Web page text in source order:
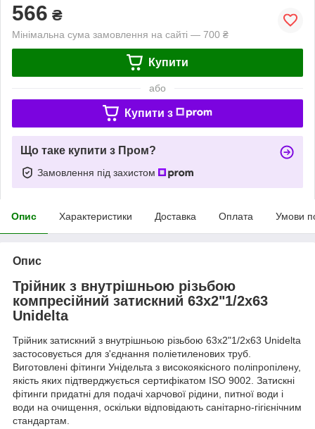
566 ₴
Мінімальна сума замовлення на сайті — 700 ₴
Купити
або
Купити з
Що таке купити з Пром?
Замовлення під захистом
Опис Характеристики Доставка Оплата Умови
Опис
Трійник з внутрішньою різьбою
компресійний затискний 63x2"1/2х63
Unidelta
Трійник затискний з внутрішньою різьбою 63x2"1/2х63 Unidelta
застосовується для з'єднання поліетиленових труб.
Виготовлені фітинги Унідельта з високоякісного поліпропілену,
якість яких підтверджується сертифікатом ISO 9002. Затискні
фітинги придатні для подачі харчової рідини, питної води і
води на очищення, оскільки відповідають санітарно-гігієнічним
стандартам.